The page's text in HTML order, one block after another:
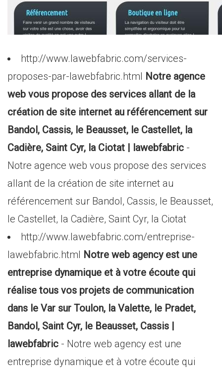
http://www.lawebfabric.com/services-
proposes-par-lawebfabric.html Notre agence
web vous propose des services allant de la
création de site internet au référencement sur
Bandol, Cassis, le Beausset, le Castellet, la
Cadière, Saint Cyr, la Ciotat | lawebfabric -
Notre agence web vous propose des services
allant de la création de site internet au
référencement sur Bandol, Cassis, le Beausset,
le Castellet, la Cadière, Saint Cyr, la Ciotat
http://www.lawebfabric.com/entreprise-
lawebfabric.html Notre web agency est une
entreprise dynamique et à votre écoute qui
réalise tous vos projets de communication
dans le Var sur Toulon, la Valette, le Pradet,
Bandol, Saint Cyr, le Beausset, Cassis |
lawebfabric - Notre web agency est une
entreprise dynamique et à votre écoute qui